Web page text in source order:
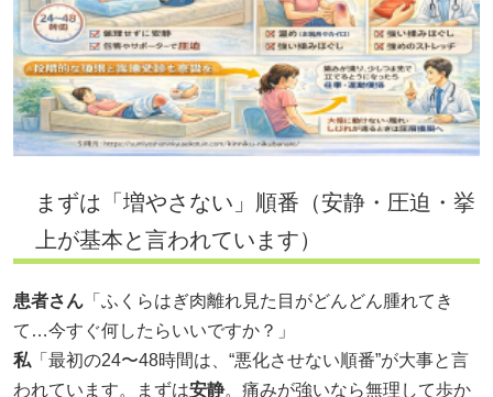
まずは「増やさない」順番（安静・圧迫・挙
上が基本と言われています）
患者さん 「ふくらはぎ肉離れ見た目がどんどん腫れてき
て…今すぐ何したらいいですか？」
私 「最初の24〜48時間は、“悪化させない順番”が大事と言
われています。まずは安静。痛みが強いなら無理して歩か